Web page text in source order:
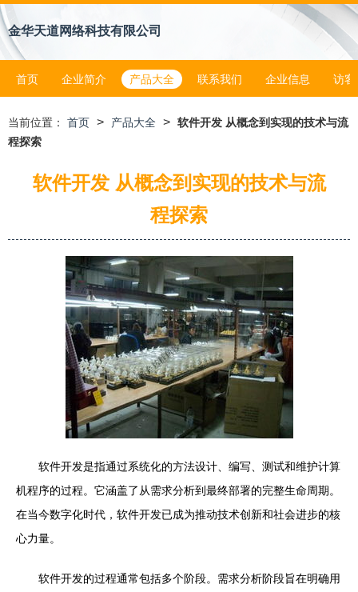
金华天道网络科技有限公司
首页 企业简介 产品大全 联系我们 企业信息 访客
当前位置： 首页 > 产品大全 > 软件开发 从概念到实现的技术与流
程探索
软件开发 从概念到实现的技术与流
程探索
软件开发是指通过系统化的方法设计、编写、测试和维护计算
机程序的过程。它涵盖了从需求分析到最终部署的完整生命周期。
在当今数字化时代，软件开发已成为推动技术创新和社会进步的核
心力量。
软件开发的过程通常包括多个阶段。需求分析阶段旨在明确用